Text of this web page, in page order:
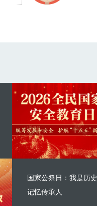
国家公祭日：我是历史
记忆传承人